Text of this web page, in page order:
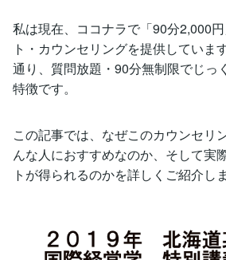
私は現在、ココナラで「90分2,000
ト・カウンセリングを提供していま
通り、質問放題・90分無制限でじっ
特徴です。
この記事では、なぜこのカウンセリ
んな人におすすめなのか、そして実
トが得られるのかを詳しくご紹介しま